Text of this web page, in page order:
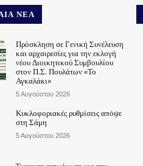
ΝΈΑ
Πρόσκληση σε Γενική Συνέλευση
και αρχαιρεσίες για την εκλογή
νέου Διοικητικού Συμβουλίου
στον Π.Σ. Πουλάτων «Το
Αγκαλάκι»
5 Αυγούστου 2026
Κυκλοφοριακές ρυθμίσεις απόψε
στη Σάμη
5 Αυγούστου 2026